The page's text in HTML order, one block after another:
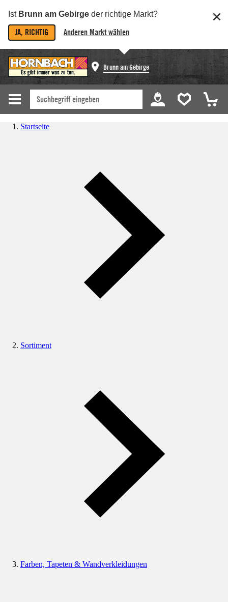
Ist Brunn am Gebirge der richtige Markt?
JA, RICHTIG Anderen Markt wählen
Brunn am Gebirge
Startseite
Sortiment
Farben, Tapeten & Wandverkleidungen